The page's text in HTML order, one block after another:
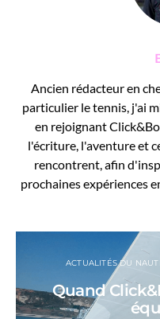
Ancien rédacteur en
particulier le tennis, j'ai
en rejoignant
l'écriture, l'aventure et
rencontrent, afin
prochaines expériences
ACTUALITÉS DU
Quand